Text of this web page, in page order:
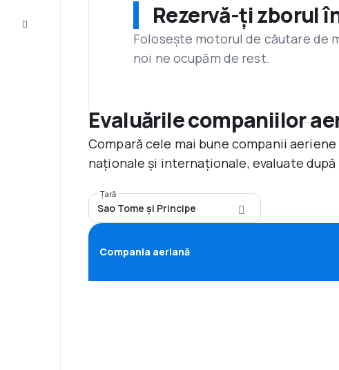
Rezervă-ți zborul
Folosește motorul de căutare de
noi ne ocupăm de rest.
Evaluările companiilor
Compară cele mai bune companii
naționale și internaționale, evaluate
Țară
Sao Tome și Principe
Compania aeriană